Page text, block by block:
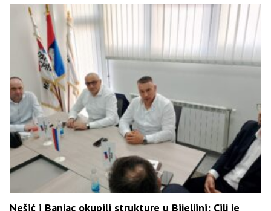
Nešić i Banjac okupili strukture u Bijeljini: Cilj je